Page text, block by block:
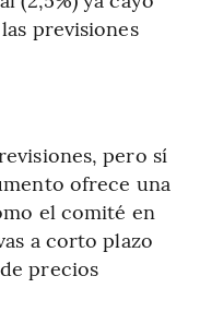
previsiones
pero sí
ofrece una
el comité en
a corto plazo
precios